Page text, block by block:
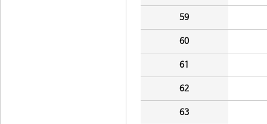
59
60
61
62
63